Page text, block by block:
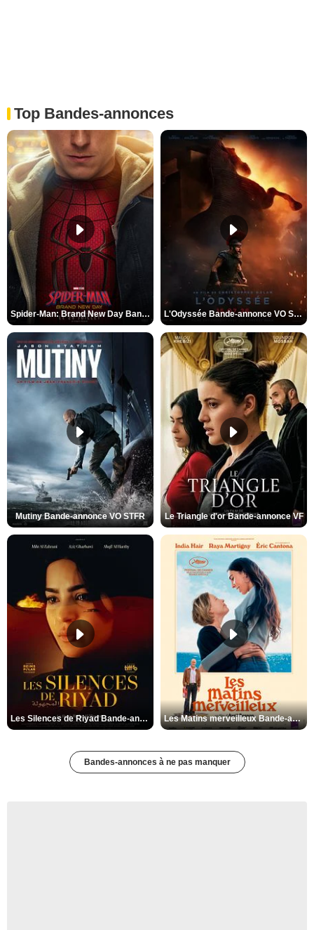
Top Bandes-annonces
Spider-Man: Brand New Day Bande-annonce VO STFR L'Odyssée Bande-annonce VO STFR
Mutiny Bande-annonce VO STFR Le Triangle d'or Bande-annonce VF
Les Silences de Riyad Bande-annonce VO STFR Les Matins merveilleux Bande-annonce VF
Bandes-annonces à ne pas manquer